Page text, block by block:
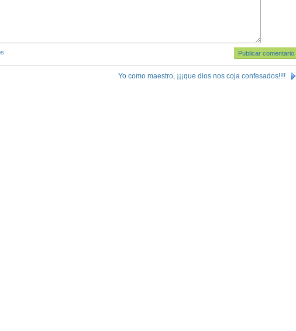
Yo como maestro, ¡¡¡que dios nos coja confesados!!!!